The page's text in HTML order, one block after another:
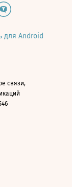
для Android
связи,